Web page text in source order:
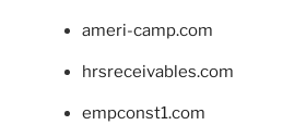
ameri-camp.com
hrsreceivables.com
empconst1.com